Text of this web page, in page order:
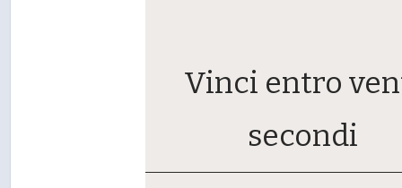
Vinci entro
secondi